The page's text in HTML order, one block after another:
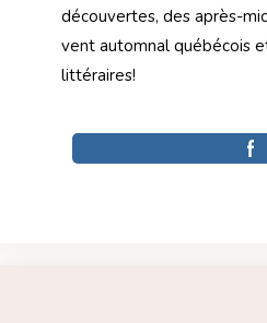
découvertes, des après-
vent automnal québécois
littéraires!